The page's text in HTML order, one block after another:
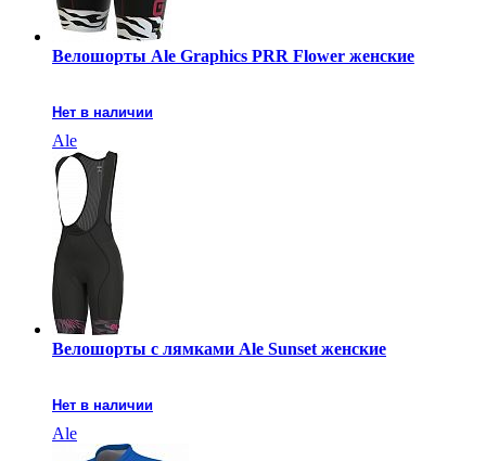
Велошорты Ale Graphics PRR Flower женские
Нет в наличии
Ale
Велошорты с лямками Ale Sunset женские
Нет в наличии
Ale